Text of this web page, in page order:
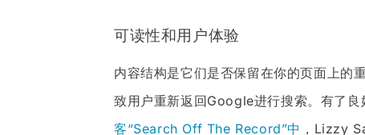
可读性和用户体验
内容结构是它们是否保留在你的页面上的
致用户重新返回Google进行搜索。有了
客“Search Off The Record”中 ，Lizzy